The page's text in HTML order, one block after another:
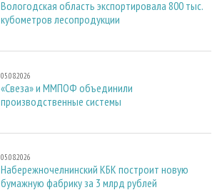
Вологодская область экспортировала 800 тыс.
кубометров лесопродукции
05.08.2026
«Свеза» и ММПОФ объединили
производственные системы
05.08.2026
Набережночелнинский КБК построит новую
бумажную фабрику за 3 млрд рублей